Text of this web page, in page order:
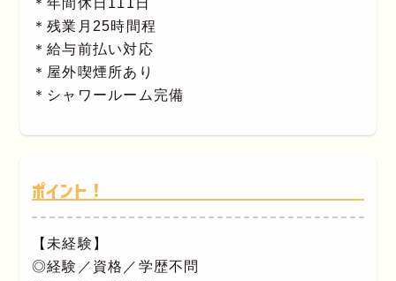
＊年間休日111日
＊残業月25時間程
＊給与前払い対応
＊屋外喫煙所あり
＊シャワールーム完備
ポイント！
【未経験】
◎経験／資格／学歴不問